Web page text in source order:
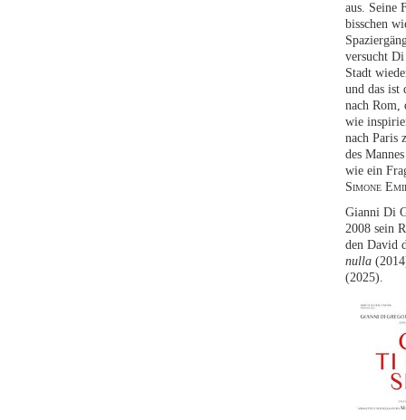
aus. Seine
bisschen
versucht
Stadt
und das ist
nach Rom,
wie
nach Paris
des
wie ein
Simone
Gianni Di
2008 sein
den David
nulla
(2025).